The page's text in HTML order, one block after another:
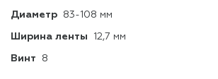
Диаметр 83-108 мм
Ширина ленты 12,7 мм
Винт 8